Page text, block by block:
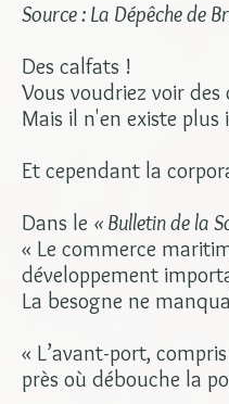
Source : La Dépêche de
Des calfats !
Vous voudriez voir des
Mais il n'en existe plus
Et cependant la
Dans le « Bulletin de la
« Le commerce
développement
La besogne ne
« L’avant-port,
près où débouche la